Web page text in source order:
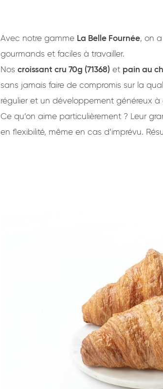
Avec notre gamme La Belle Fournée, on a
gourmands et faciles à travailler.
Nos croissant cru 70g (71368) et pain au
sans jamais faire de compromis sur la
régulier et un développement généreux à
Ce qu’on aime particulièrement ? Leur
en flexibilité, même en cas d’imprévu.